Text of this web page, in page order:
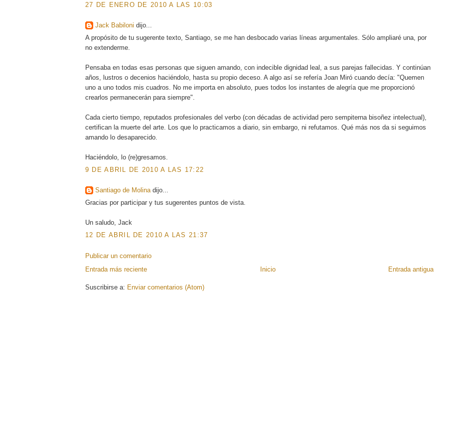
27 DE ENERO DE 2010 A LAS 10:03
Jack Babiloni dijo...
A propósito de tu sugerente texto, Santiago, se me han desbocado varias líneas argumentales. Sólo ampliaré una, por
no extenderme.
Pensaba en todas esas personas que siguen amando, con indecible dignidad leal, a sus parejas fallecidas. Y continúan
años, lustros o decenios haciéndolo, hasta su propio deceso. A algo así se refería Joan Miró cuando decía: "Quemen
uno a uno todos mis cuadros. No me importa en absoluto, pues todos los instantes de alegría que me proporcionó
crearlos permanecerán para siempre".
Cada cierto tiempo, reputados profesionales del verbo (con décadas de actividad pero sempiterna bisoñez intelectual),
certifican la muerte del arte. Los que lo practicamos a diario, sin embargo, ni refutamos. Qué más nos da si seguimos
amando lo desaparecido.
Haciéndolo, lo (re)gresamos.
9 DE ABRIL DE 2010 A LAS 17:22
Santiago de Molinadijo...
Gracias por participar y tus sugerentes puntos de vista.
Un saludo, Jack
12 DE ABRIL DE 2010 A LAS 21:37
Publicar un comentario
Entrada más reciente
Entrada antigua
Inicio
Suscribirse a: Enviar comentarios (Atom)